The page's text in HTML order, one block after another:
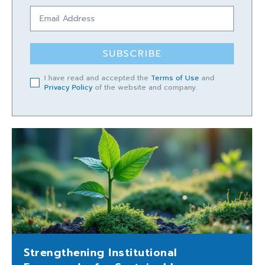
SUBSCRIBE
I have read and accepted the Terms of Use and
Privacy Policy of the website and company.
Strengthening Institutional